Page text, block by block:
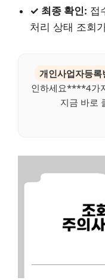
✓ 최종 확인: 접
처리 상태 조회
개인사업자등록
인하세요****4가
지금 바로